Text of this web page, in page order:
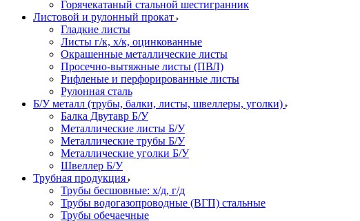
Горячекатаный стальной шестигранник
Листовой и рулонный прокат
Гладкие листы
Листы г/к, х/к, оцинкованные
Окрашенные металлические листы
Просечно-вытяжные листы (ПВЛ)
Рифленые и перфорированные листы
Рулонная сталь
Б/У металл (трубы, балки, листы, швеллеры, уголки)
Балка Двутавр Б/У
Металлические листы Б/У
Металлические трубы Б/У
Металлические уголки Б/У
Швеллер Б/У
Трубная продукция
Трубы бесшовные: х/д, г/д
Трубы водогазопроводные (ВГП) стальные
Трубы обечаечные